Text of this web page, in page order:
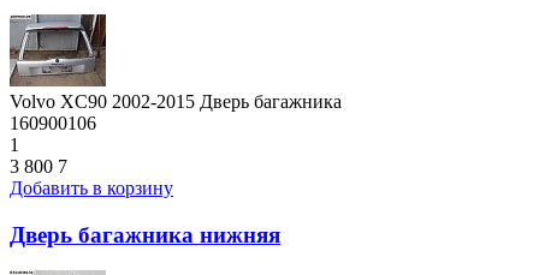
Volvo XC90 2002-2015 Дверь багажника
160900106
1
3 800 7
Добавить в корзину
Дверь багажника нижняя